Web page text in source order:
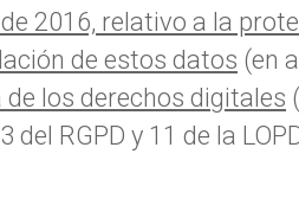
2016, relativo a la
de estos datos (en
los derechos digitales
RGPD y 11 de la